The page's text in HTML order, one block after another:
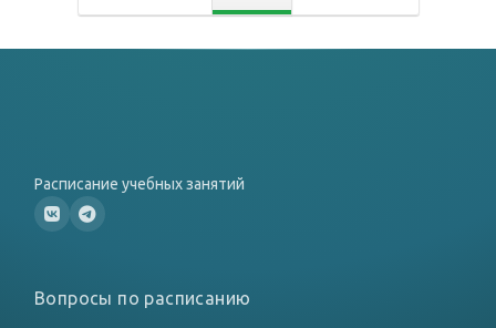
Расписание учебных занятий
Вопросы по расписанию